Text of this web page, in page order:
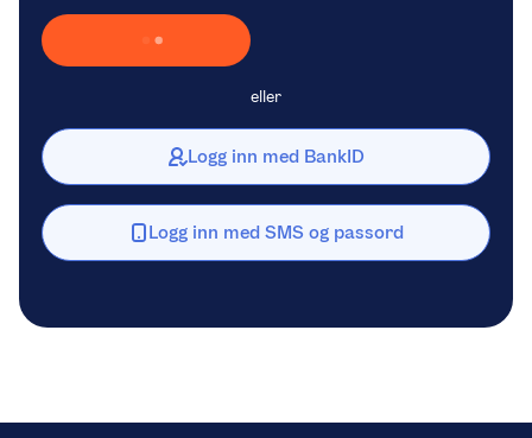
Laster inn Vipps …
eller
Logg inn med BankID
Logg inn med SMS og passord